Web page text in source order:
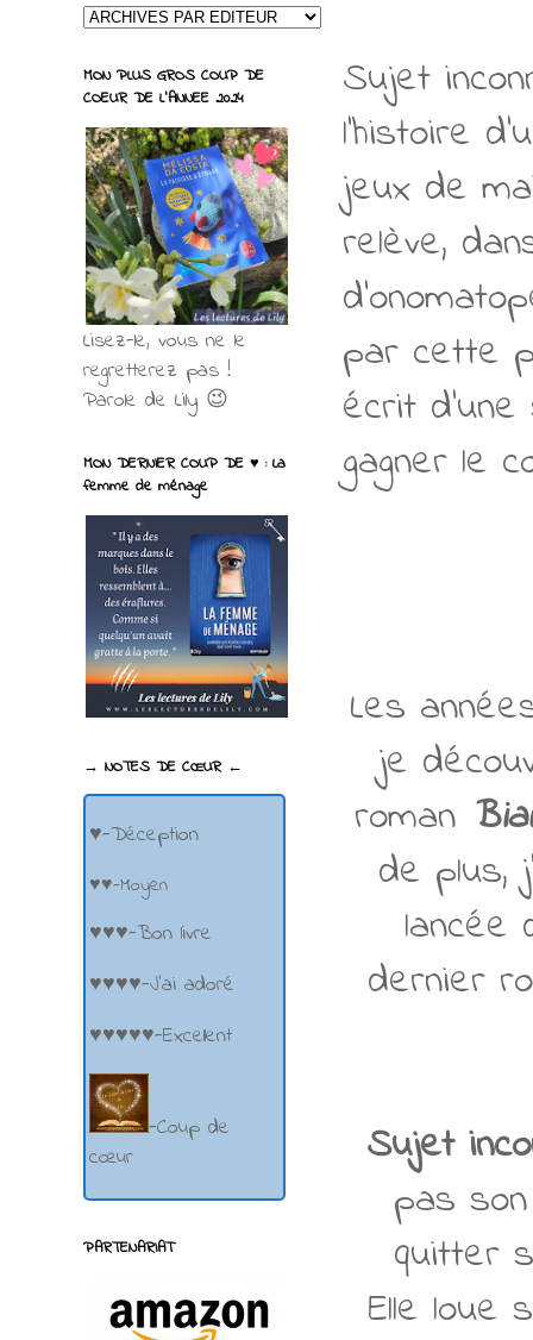
Sujet
l’histoire
jeux de
relève,
par cette
écrit
gagner le
Les
je
roman
de plus,
dernier
Sujet
pas
quitter
Elle loue
MON PLUS GROS COUP DE
COEUR DE L'ANNEE 2024
Lisez-le, vous ne le
regretterez pas !
Parole de Lily 😉
MON DERNIER COUP DE ♥ : La
femme de ménage
→ NOTES DE CŒUR ←
♥-Déception
♥♥-Moyen
♥♥♥-Bon livre
♥♥♥♥-J'ai adoré
♥♥♥♥♥-Excellent
-Coup de
cœur
PARTENARIAT